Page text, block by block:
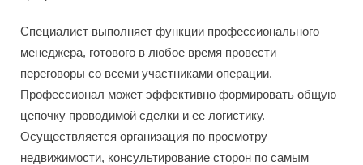
Специалист выполняет функции профессионального
менеджера, готового в любое время провести
переговоры со всеми участниками операции.
Профессионал может эффективно формировать общую
цепочку проводимой сделки и ее логистику.
Осуществляется организация по просмотру
недвижимости, консультирование сторон по самым